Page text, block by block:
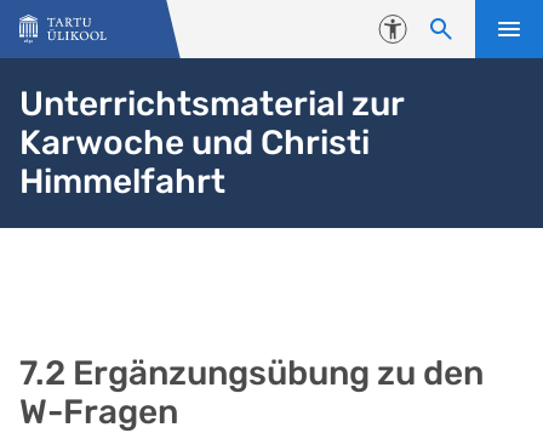
Liigu edasi põhisisu juurde
Juurdepääsetavus
Unterrichtsmaterial zur
Karwoche und Christi
Himmelfahrt
7.2 Ergänzungsübung zu den
W-Fragen